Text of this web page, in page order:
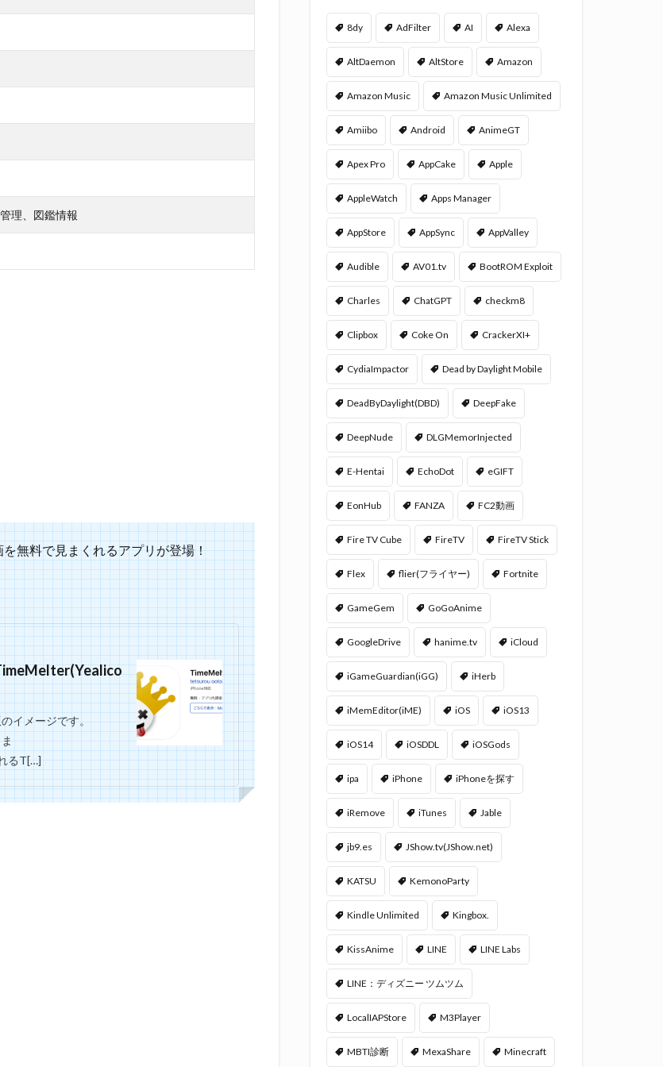
理、図鑑情報
無料で見まくれるアプリが登場！
イメージです。
るT[…]
8dy AdFilter AI Alexa
AltDaemon AltStore Amazon
Amazon Music Amazon Music Unlimited
Amiibo Android AnimeGT
Apex Pro AppCake Apple
AppleWatch Apps Manager
AppStore AppSync AppValley
Audible AV01.tv BootROM Exploit
Charles ChatGPT checkm8
Clipbox Coke On CrackerXI+
CydiaImpactor Dead by Daylight Mobile
DeadByDaylight(DBD) DeepFake
DeepNude DLGMemorInjected
E-Hentai EchoDot eGIFT
EonHub FANZA FC2動画
Fire TV Cube FireTV FireTV Stick
Flex flier(フライヤー) Fortnite
GameGem GoGoAnime
GoogleDrive hanime.tv iCloud
iGameGuardian(iGG) iHerb
iMemEditor(iME) iOS iOS13
iOS14 iOSDDL iOSGods
ipa iPhone iPhoneを探す
iRemove iTunes Jable
jb9.es JShow.tv(JShow.net)
KATSU KemonoParty
Kindle Unlimited Kingbox.
KissAnime LINE LINE Labs
LINE：ディズニー ツムツム
LocalIAPStore M3Player
MBTI診断 MexaShare Minecraft